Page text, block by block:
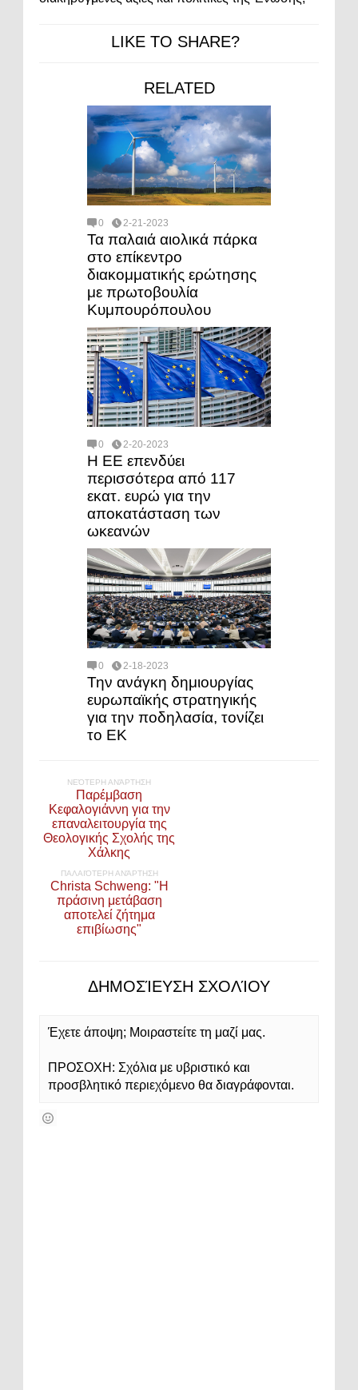
LIKE TO SHARE?
RELATED
0 2-21-2023
Τα παλαιά αιολικά πάρκα
στο επίκεντρο
διακομματικής ερώτησης
με πρωτοβουλία
Κυμπουρόπουλου
0 2-20-2023
Η ΕΕ επενδύει
περισσότερα από 117
εκατ. ευρώ για την
αποκατάσταση των
ωκεανών
0 2-18-2023
Την ανάγκη δημιουργίας
ευρωπαϊκής στρατηγικής
για την ποδηλασία, τονίζει
το ΕΚ
ΝΕΌΤΕΡΗ ΑΝΆΡΤΗΣΗ
Παρέμβαση
Κεφαλογιάννη για την
επαναλειτουργία της
Θεολογικής Σχολής της
Χάλκης
ΠΑΛΑΙΌΤΕΡΗ ΑΝΆΡΤΗΣΗ
Christa Schweng: "Η
πράσινη μετάβαση
αποτελεί ζήτημα
επιβίωσης"
ΔΗΜΟΣΊΕΥΣΗ ΣΧΟΛΊΟΥ
Έχετε άποψη; Μοιραστείτε τη μαζί μας.
ΠΡΟΣΟΧΗ: Σχόλια με υβριστικό και
προσβλητικό περιεχόμενο θα διαγράφονται.